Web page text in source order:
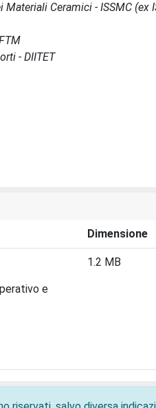
Ceramici - ISSMC (ex
- DIITET
Dimensione
e
1.2 MB